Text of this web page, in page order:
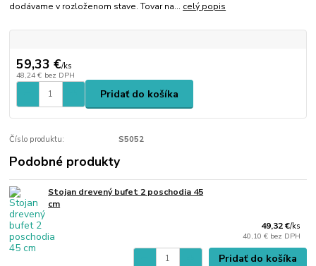
dodávame v rozloženom stave. Tovar na... celý popis
59,33 €/ks
48,24 € bez DPH
Pridať do košíka
Číslo produktu: S5052
Podobné produkty
Stojan drevený bufet 2 poschodia 45
cm
49,32 €/ks
40,10 € bez DPH
Pridať do košíka